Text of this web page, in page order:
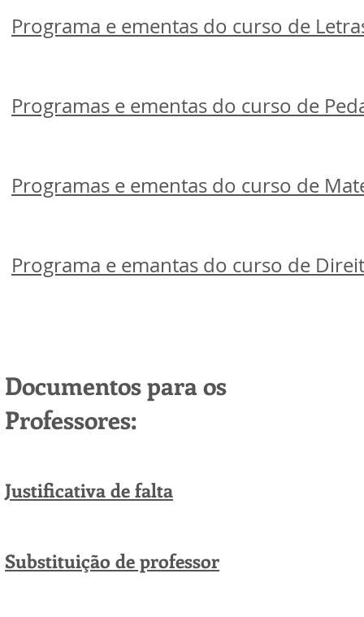
Programa e ementas do curso de
Programas e ementas do curso de
Programas e ementas do curso de
Programa e emantas do curso de
Documentos para os
Professores:
Justificativa de falta
Substituição de professor